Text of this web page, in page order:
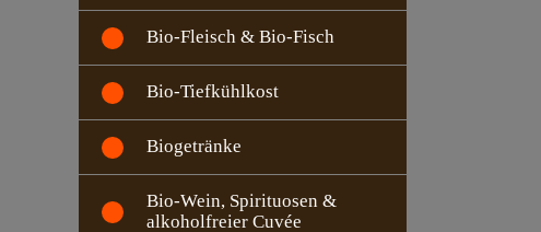
Bio-Fleisch & Bio-Fisch
Bio-Tiefkühlkost
Biogetränke
Bio-Wein, Spirituosen &
alkoholfreier Cuvée